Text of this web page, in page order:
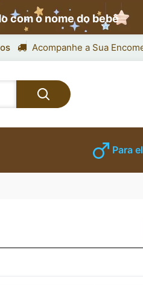
com o nome do bebê
Acompanhe a Sua
Para